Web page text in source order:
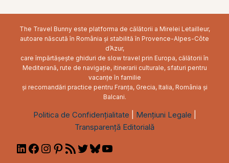
The Travel Bunny este platforma de călătorii a Mirelei Letailleur,
autoare născută în România și stabilită în Provence-Alpes-Côte
d’Azur,
care împărtășește ghiduri de slow travel prin Europa, călătorii în
Mediterană, rute de navigație, itinerarii culturale, sfaturi pentru
vacanțe în familie
și recomandări practice pentru Franța, Grecia, Italia, România și
Balcani.
Politica de Confidențialitate Mențiuni Legale
Transparență Editorială
LinkedIn
Facebook
Instagram
Pinterest
RSSTwitterBluesky